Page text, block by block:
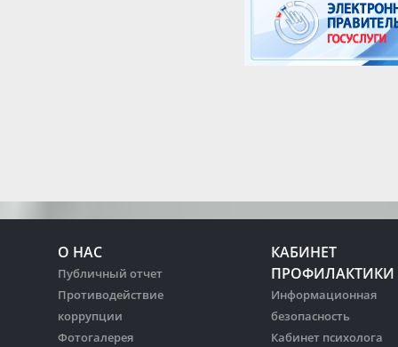
О НАС
Публичный отчет
Противодействие
коррупции
Фотогалерея
КАБИНЕТ
ПРОФИЛАКТИКИ
Информационная
безопасность
Кабинет психолога